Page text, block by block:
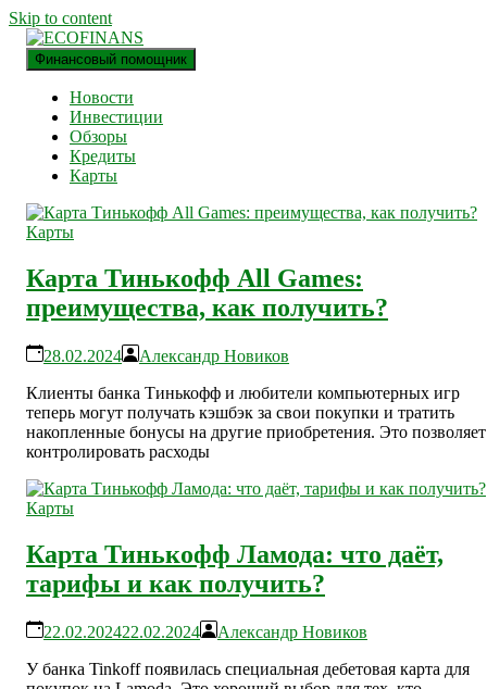
Skip to content
ECOFINANS
финансовый блог
Финансовый помощник
Новости
Инвестиции
Обзоры
Кредиты
Карты
Карты
Карта Тинькофф All Games:
преимущества, как получить?
28.02.2024
Александр Новиков
Клиенты банка Тинькофф и любители компьютерных игр
теперь могут получать кэшбэк за свои покупки и тратить
накопленные бонусы на другие приобретения. Это позволяет
контролировать расходы
Карты
Карта Тинькофф Ламода: что даёт,
тарифы и как получить?
22.02.202422.02.2024
Александр Новиков
У банка Tinkoff появилась специальная дебетовая карта для